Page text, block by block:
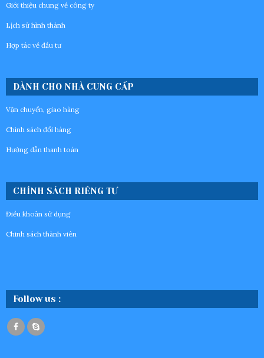
Giới thiệu chung về công ty
Lịch sử hình thành
Hợp tác về đầu tư
DÀNH CHO NHÀ CUNG CẤP
Vận chuyển, giao hàng
Chính sách đổi hàng
Hướng dẫn thanh toán
CHÍNH SÁCH RIÊNG TƯ
Điều khoản sử dụng
Chinh sách thành viên
Follow us :